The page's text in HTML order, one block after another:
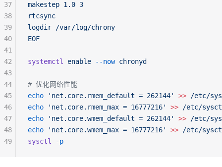
makestep 1.0 3
rtcsync
logdir /var/log/chrony
EOF
systemctl enable --now chronyd
# 优化网络性能
echo 'net.core.rmem_default = 262144' >> /etc/
echo 'net.core.rmem_max = 16777216' >> /etc/
echo 'net.core.wmem_default = 262144' >> /etc/
echo 'net.core.wmem_max = 16777216' >> /etc/
sysctl
-p
37
38
39
40
41
42
43
44
45
46
47
48
49